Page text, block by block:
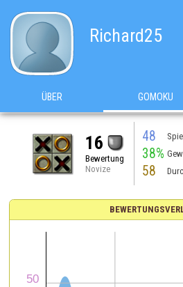
Richard25
ÜBER GOMOKU
16
Bewertung
Novize
48
38%
58